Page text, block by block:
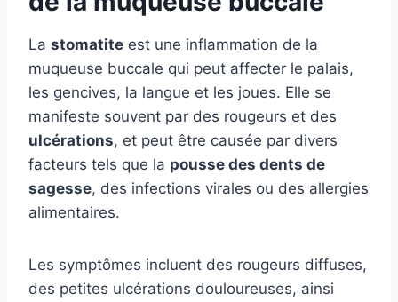
La stomatite est une inflammation de la
muqueuse buccale qui peut affecter le palais,
les gencives, la langue et les joues. Elle se
manifeste souvent par des rougeurs et des
ulcérations, et peut être causée par divers
facteurs tels que la pousse des dents de
sagesse, des infections virales ou des allergies
alimentaires.
Les symptômes incluent des rougeurs diffuses,
des petites ulcérations douloureuses, ainsi